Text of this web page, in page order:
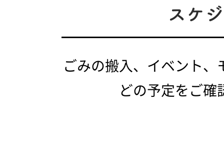
ごみの搬入、イベント
どの予定をご